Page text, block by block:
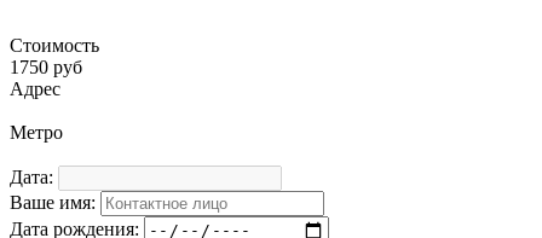
Стоимость
1750 руб
Адрес
Метро
Дата:
Ваше имя:
Дата рождения: